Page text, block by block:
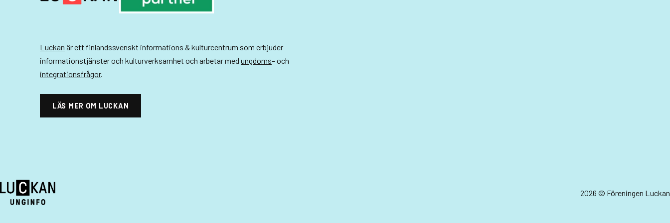
Luckan är ett finlandssvenskt informations & kulturcentrum som erbjuder
informationstjänster och kulturverksamhet och arbetar med ungdoms– och
integrationsfrågor.
LÄS MER OM LUCKAN
2026 © Föreningen Luckan